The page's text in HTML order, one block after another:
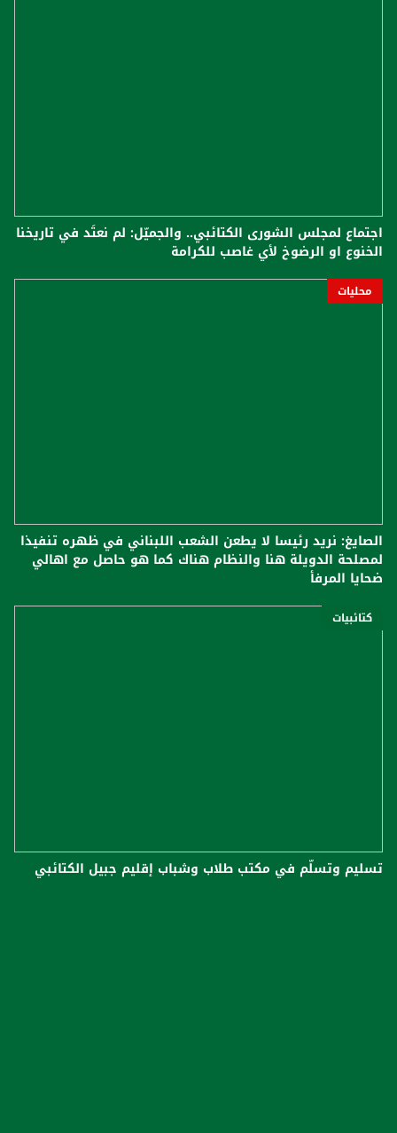
اجتماع لمجلس الشورى الكتائبي.. والجميّل: لم نعتَد في تاريخنا
الخنوع او الرضوخ لأي غاصب للكرامة
محليات
الصايغ: نريد رئيسا لا يطعن الشعب اللبناني في ظهره تنفيذا
لمصلحة الدويلة هنا والنظام هناك كما هو حاصل مع اهالي
ضحايا المرفأ
كتائبيات
تسليم وتسلّم في مكتب طلاب وشباب إقليم جبيل الكتائبي